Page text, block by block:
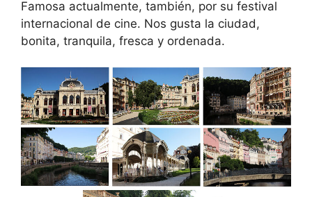
Famosa actualmente, también, por su festival
internacional de cine. Nos gusta la ciudad,
bonita, tranquila, fresca y ordenada.